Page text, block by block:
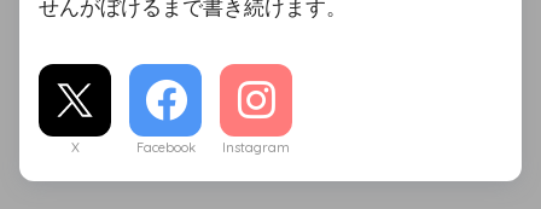
せんがぼけるまで書き続けます。
X Facebook Instagram